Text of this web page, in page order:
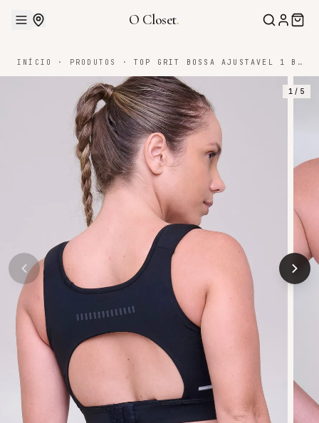
O Closet.
INÍCIO · PRODUTOS · TOP GRIT BOSSA AJUSTAVEL 1 BOLSO RETO BLACKOUT
1 / 5